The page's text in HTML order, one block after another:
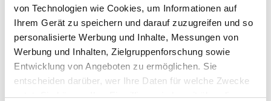
von Technologien wie Cookies, um Informationen auf
Ihrem Gerät zu speichern und darauf zuzugreifen und so
personalisierte Werbung und Inhalte, Messungen von
Werbung und Inhalten, Zielgruppenforschung sowie
Entwicklung von Angeboten zu ermöglichen. Sie
entscheiden darüber, wer Ihre Daten für welche Zwecke
nutzt. Sie können Ihre Einwilligung jederzeit über die